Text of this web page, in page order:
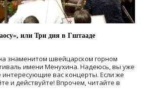
или Три дня в Гштааде
знаменитом швейцарском горном
имени Менухина. Надеюсь, вы уже
интересующие вас концерты. Если же
и действуйте! Впрочем, читайте в